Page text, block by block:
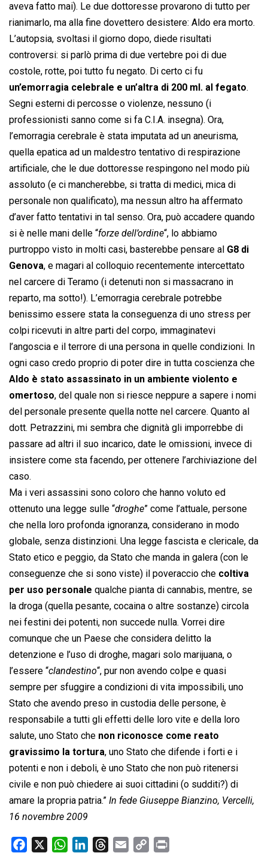
aveva fatto mai). Le due dottoresse provarono di tutto per
rianimarlo, ma alla fine dovettero desistere: Aldo era morto.
L’autopsia, svoltasi il giorno dopo, diede risultati
controversi: si parlò prima di due vertebre poi di due
costole, rotte, poi tutto fu negato. Di certo ci fu
un’emorragia celebrale e un’altra di 200 ml. al fegato.
Segni esterni di percosse o violenze, nessuno (i
professionisti sanno come si fa C.I.A. insegna). Ora,
l’emorragia cerebrale è stata imputata ad un aneurisma,
quella epatica ad un maldestro tentativo di respirazione
artificiale, che le due dottoresse respingono nel modo più
assoluto (e ci mancherebbe, si tratta di medici, mica di
personale non qualificato), ma nessun altro ha affermato
d’aver fatto tentativi in tal senso. Ora, può accadere quando
si è nelle mani delle “forze dell’ordine“, lo abbiamo
purtroppo visto in molti casi, basterebbe pensare al G8 di
Genova, e magari al colloquio recentemente intercettato
nel carcere di Teramo (i detenuti non si massacrano in
reparto, ma sotto!). L’emorragia cerebrale potrebbe
benissimo essere stata la conseguenza di uno stress per
colpi ricevuti in altre parti del corpo, immaginatevi
l’angoscia e il terrore di una persona in quelle condizioni. In
ogni caso credo proprio di poter dire in tutta coscienza che
Aldo è stato assassinato in un ambiente violento e
omertoso, del quale non si riesce neppure a sapere i nomi
del personale presente quella notte nel carcere. Quanto al
dott. Petrazzini, mi sembra che dignità gli imporrebbe di
passare ad altri il suo incarico, date le omissioni, invece di
insistere come sta facendo, per ottenere l’archiviazione del
caso.
Ma i veri assassini sono coloro che hanno voluto ed
ottenuto una legge sulle “droghe” come l’attuale, persone
che nella loro profonda ignoranza, considerano in modo
globale, senza distinzioni. Una legge fascista e clericale, da
Stato etico e peggio, da Stato che manda in galera (con le
conseguenze che si sono viste) il poveraccio che coltiva
per uso personale qualche pianta di cannabis, mentre, se
la droga (quella pesante, cocaina o altre sostanze) circola
nei festini dei potenti, non succede nulla. Vorrei dire
comunque che un Paese che considera delitto la
detenzione e l’uso di droghe, magari solo marijuana, o
l’essere “clandestino“, pur non avendo colpe e quasi
sempre per sfuggire a condizioni di vita impossibili, uno
Stato che avendo preso in custodia delle persone, è
responsabile a tutti gli effetti delle loro vite e della loro
salute, uno Stato che non riconosce come reato
gravissimo la tortura, uno Stato che difende i forti e i
potenti e non i deboli, è uno Stato che non può ritenersi
civile e non può chiedere ai suoi cittadini (o sudditi?) di
amare la propria patria.” In fede Giuseppe Bianzino, Vercelli,
16 novembre 2009
W